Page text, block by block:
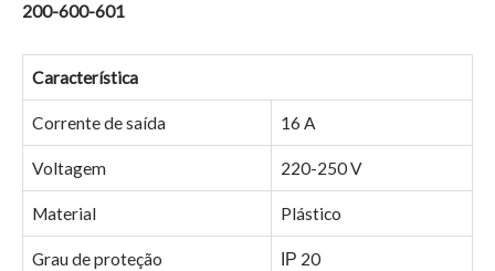
200-600-601
Característica
Corrente de saída 16 A
Voltagem 220-250 V
Material Plástico
Grau de proteção ІР 20